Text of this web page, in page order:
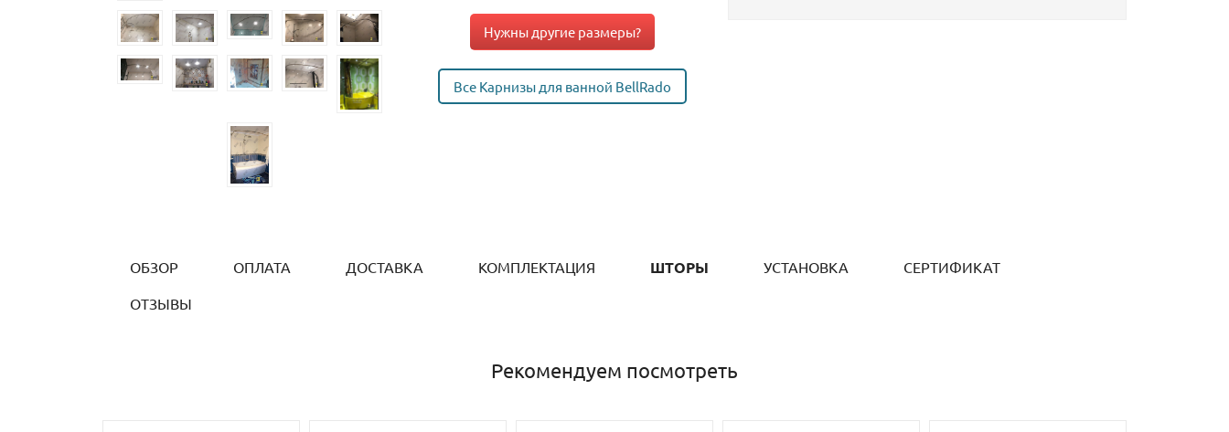
Нужны другие размеры?
Все Карнизы для ванной BellRado
ОБЗОР ОПЛАТА ДОСТАВКА КОМПЛЕКТАЦИЯ ШТОРЫ УСТАНОВКА
СЕРТИФИКАТ
ОТЗЫВЫ
Рекомендуем посмотреть